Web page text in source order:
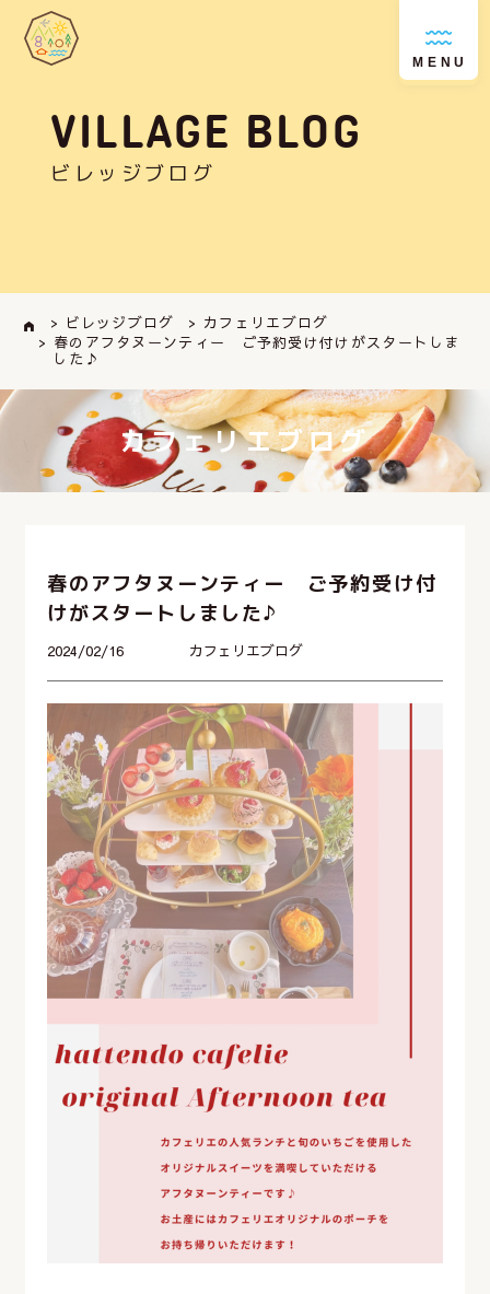
MENU
VILLAGE BLOG
ビレッジブログ
> ビレッジブログ
> カフェリエブログ
> 春のアフタヌーンティー ご予約受け付けがスタートしま
した♪
カフェリエブログ
春のアフタヌーンティー ご予約受け付
けがスタートしました♪
2024/02/16 カフェリエブログ